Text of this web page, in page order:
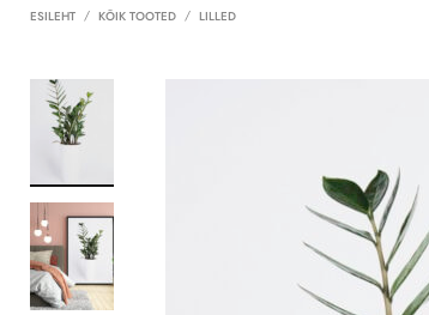
ESILEHT KÕIK TOOTED LILLED